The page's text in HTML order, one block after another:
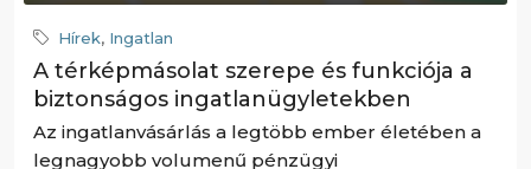
Hírek, Ingatlan
A térképmásolat szerepe és funkciója a
biztonságos ingatlanügyletekben
Az ingatlanvásárlás a legtöbb ember életében a
legnagyobb volumenű pénzügyi